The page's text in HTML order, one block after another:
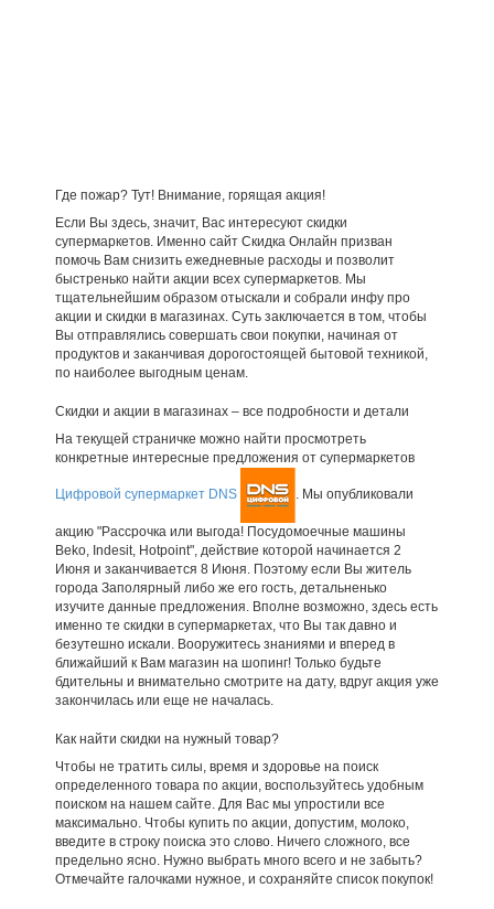
Где пожар? Тут! Внимание, горящая акция!
Если Вы здесь, значит, Вас интересуют скидки
супермаркетов. Именно сайт Скидка Онлайн призван
помочь Вам снизить ежедневные расходы и позволит
быстренько найти акции всех супермаркетов. Мы
тщательнейшим образом отыскали и собрали инфу про
акции и скидки в магазинах. Суть заключается в том, чтобы
Вы отправлялись совершать свои покупки, начиная от
продуктов и заканчивая дорогостоящей бытовой техникой,
по наиболее выгодным ценам.
Скидки и акции в магазинах – все подробности и детали
На текущей страничке можно найти просмотреть
конкретные интересные предложения от супермаркетов
Цифровой супермаркет DNS . Мы опубликовали
акцию "Рассрочка или выгода! Посудомоечные машины
Beko, Indesit, Hotpoint", действие которой начинается 2
Июня и заканчивается 8 Июня. Поэтому если Вы житель
города Заполярный либо же его гость, детальненько
изучите данные предложения. Вполне возможно, здесь есть
именно те скидки в супермаркетах, что Вы так давно и
безутешно искали. Вооружитесь знаниями и вперед в
ближайший к Вам магазин на шопинг! Только будьте
бдительны и внимательно смотрите на дату, вдруг акция уже
закончилась или еще не началась.
Как найти скидки на нужный товар?
Чтобы не тратить силы, время и здоровье на поиск
определенного товара по акции, воспользуйтесь удобным
поиском на нашем сайте. Для Вас мы упростили все
максимально. Чтобы купить по акции, допустим, молоко,
введите в строку поиска это слово. Ничего сложного, все
предельно ясно. Нужно выбрать много всего и не забыть?
Отмечайте галочками нужное, и сохраняйте список покупок!